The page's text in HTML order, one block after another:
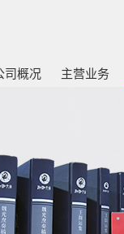
司概况 主营业务